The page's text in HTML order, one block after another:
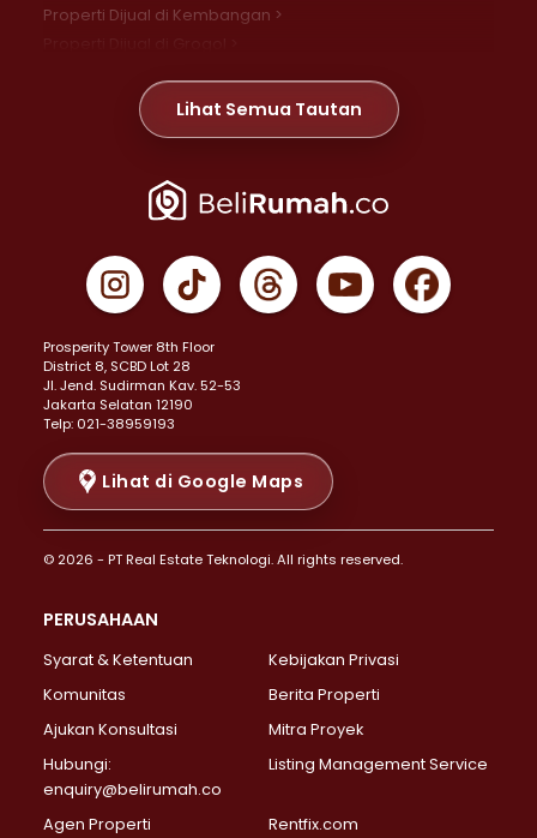
Properti Dijual di Kembangan >
Properti Dijual di Meruya >
Properti Dijual di Jelambar >
Properti Dijual di Jakarta Pusat >
Properti Dijual di Gambir >
Properti Dijual di Johar Baru >
Properti Dijual di Menteng >
Properti Dijual di Senen >
Properti Dijual di Tanah Abang >
Properti Dijual di Cikini >
Properti Dijual di Kramat >
Properti Dijual di Pasar Baru >
Properti Dijual di Bendungan Hilir >
Properti Dijual di Jakarta Selatan >
Properti Dijual di Lebak Bulus >
Properti Dijual di Gandaria Selatan >
Properti Dijual di Pondok Labu >
Properti Dijual di Lenteng Agung >
Properti Dijual di Senayan >
Properti Dijual di Pondok Pinang >
Lihat Semua Tautan
Prosperity Tower 8th Floor
District 8, SCBD Lot 28
JI. Jend. Sudirman Kav. 52-53
Jakarta Selatan 12190
Telp: 021-38959193
Lihat di Google Maps
© 2026 - PT Real Estate Teknologi. All rights reserved.
PERUSAHAAN
Syarat & Ketentuan
Kebijakan Privasi
Komunitas
Berita Properti
Ajukan Konsultasi
Mitra Proyek
Hubungi:
enquiry@belirumah.co
Listing Management Service
Agen Properti Rentfix.com